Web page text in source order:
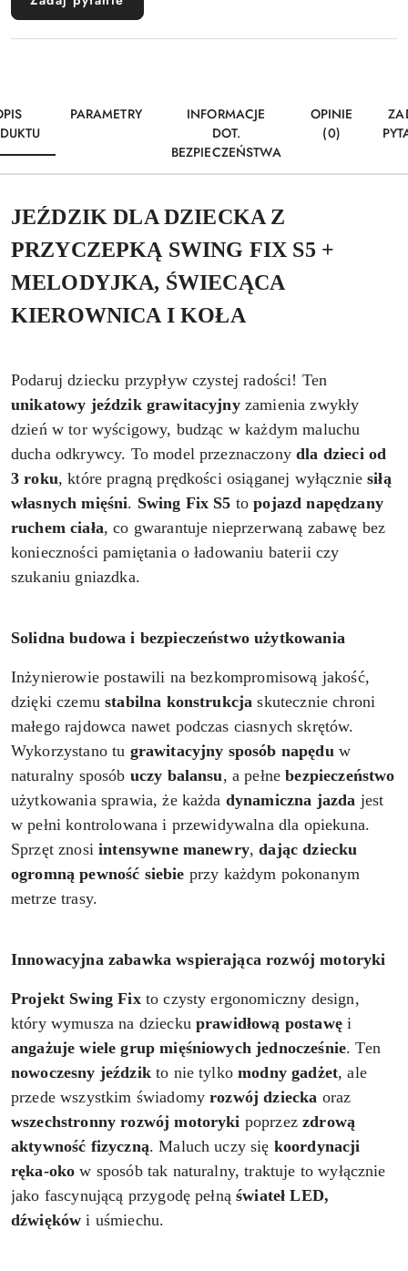
PARAMETRY
INFORMACJE
DOT.
BEZPIECZEŃSTWA
OPINIE
(0)
JEŹDZIK DLA DZIECKA Z
PRZYCZEPKĄ SWING FIX S5 +
MELODYJKA, ŚWIECĄCA
KIEROWNICA I KOŁA
Podaruj dziecku przypływ czystej radości! Ten
unikatowy jeździk grawitacyjnyzamienia zwykły
dzień w tor wyścigowy, budząc w każdym maluchu
ducha odkrywcy. To model przeznaczonydla dzieci od
3 roku, które pragną prędkości osiąganej wyłączniesiłą
własnych mięśni. Swing Fix S5 topojazd napędzany
ruchem ciała, co gwarantuje nieprzerwaną zabawę bez
konieczności pamiętania o ładowaniu baterii czy
szukaniu gniazdka.
Solidna budowa i bezpieczeństwo użytkowania
Inżynierowie postawili na bezkompromisową jakość,
dzięki czemustabilna konstrukcja skutecznie chroni
małego rajdowca nawet podczas ciasnych skrętów.
Wykorzystano tu grawitacyjny sposób napęduw
naturalny sposób uczy balansu, a pełnebezpieczeństwo
użytkowania sprawia, że każda dynamiczna jazda jest
w pełni kontrolowana i przewidywalna dla opiekuna.
Sprzęt znosiintensywne manewry,dając dziecku
ogromną pewność siebie przy każdym pokonanym
metrze trasy.
Innowacyjna zabawka wspierająca rozwój motoryki
Projekt Swing Fixto czysty ergonomiczny design,
który wymusza na dzieckuprawidłową postawęi
angażuje wiele grup mięśniowych jednocześnie. Ten
nowoczesny jeździkto nie tylkomodny gadżet, ale
przede wszystkim świadomyrozwój dziecka oraz
wszechstronny rozwój motoryki poprzezzdrową
aktywność fizyczną. Maluch uczy się koordynacji
ręka-oko w sposób tak naturalny, traktuje to wyłącznie
jako fascynującą przygodę pełnąświateł LED,
dźwięków i uśmiechu.